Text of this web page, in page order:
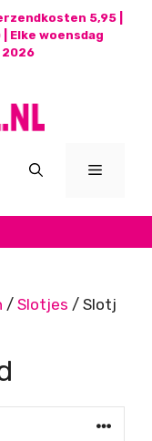
5,95 |
Elke woensdag
2026
Menu
/ Slotjes / Slotj